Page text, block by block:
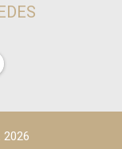
2026